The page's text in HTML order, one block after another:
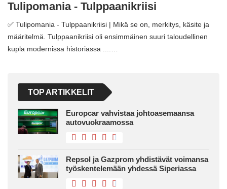
Tulipomania - Tulppaanikriisi
✅ Tulipomania - Tulppaanikriisi | Mikä se on, merkitys, käsite ja
määritelmä. Tulppaanikriisi oli ensimmäinen suuri taloudellinen
kupla modernissa historiassa ....…
TOP ARTIKKELIT
Europcar vahvistaa johtoasemaansa
autovuokraamossa
Repsol ja Gazprom yhdistävät voimansa
työskentelemään yhdessä Siperiassa